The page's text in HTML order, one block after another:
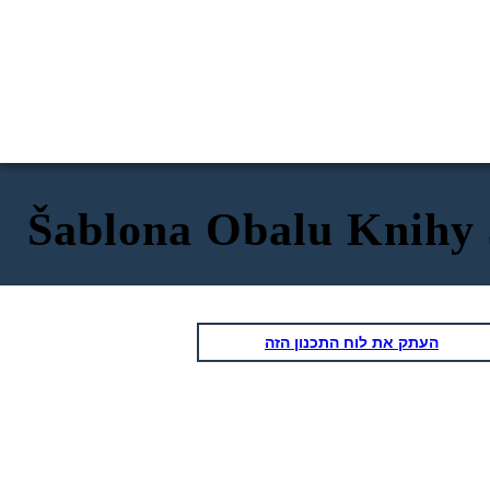
Šablona Obalu Knihy
העתק את לוח התכנון הזה